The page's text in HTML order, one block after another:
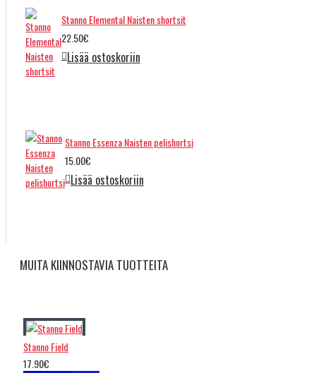
Stanno Elemental Naisten shortsit
22.50€
Lisää ostoskoriin
Stanno Essenza Naisten pelishortsi
15.00€
Lisää ostoskoriin
MUITA KIINNOSTAVIA TUOTTEITA
Stanno Field
17.90€